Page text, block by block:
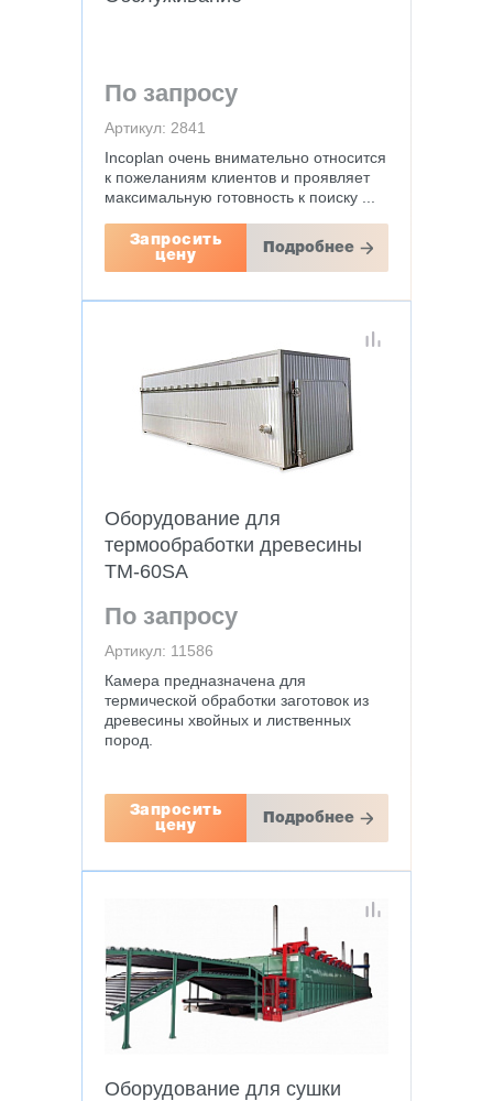
По запросу
Артикул: 2841
Incoplan очень внимательно относится
к пожеланиям клиентов и проявляет
максимальную готовность к поиску ...
Запросить
цену
Подробнее
Оборудование для
термообработки древесины
TM-60SA
По запросу
Артикул: 11586
Камера предназначена для
термической обработки заготовок из
древесины хвойных и лиственных
пород.
Запросить
цену
Подробнее
Оборудование для сушки